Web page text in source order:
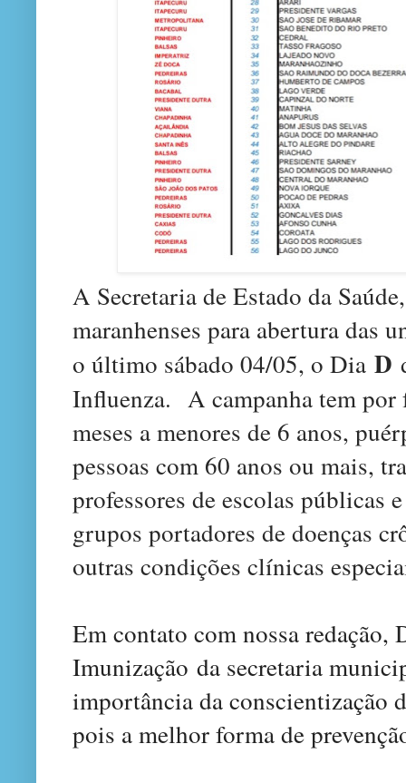
A Secretaria de Estado da
maranhenses para abertura das
o último sábado 04/05, o Dia D
Influenza. A campanha tem por
meses a menores de 6 anos,
pessoas com 60 anos ou mais,
professores de escolas públicas
grupos portadores de doenças
outras condições clínicas
Em contato com nossa
Imunização da secretaria
importância da conscientização
pois a melhor forma de